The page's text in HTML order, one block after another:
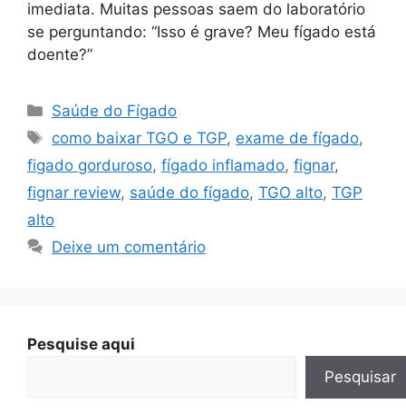
imediata. Muitas pessoas saem do laboratório
se perguntando: “Isso é grave? Meu fígado está
doente?”
Categorias
Saúde do Fígado
Tags
como baixar TGO e TGP, exame de fígado,
figado gorduroso, fígado inflamado, fignar,
fignar review, saúde do fígado, TGO alto, TGP
alto
Deixe um comentário
Pesquise aqui
Pesquisar